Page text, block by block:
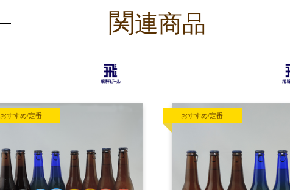
関連商品
おすすめ/定番 おすすめ/定番